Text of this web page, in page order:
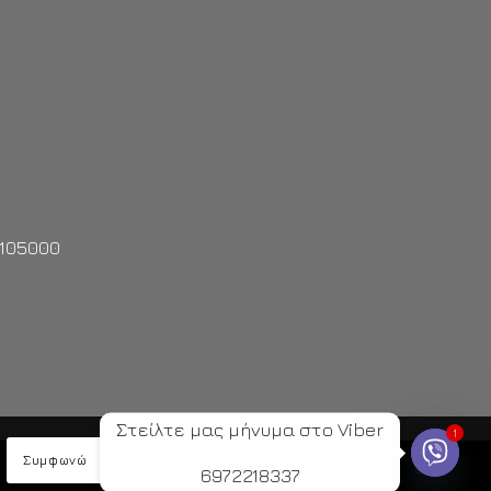
Συμφωνώ
1
Στείλτε μας μήνυμα στο Viber
6972218337